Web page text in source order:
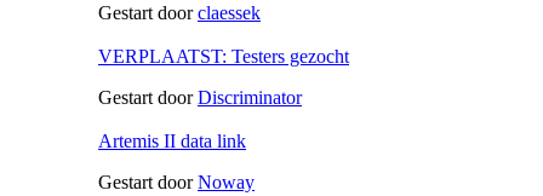
Gestart doorclaessek
VERPLAATST: Testers gezocht
Gestart doorDiscriminator
Artemis II data link
Gestart doorNoway